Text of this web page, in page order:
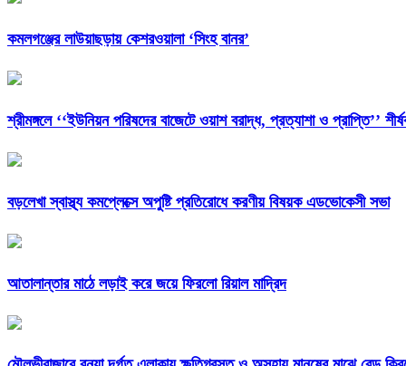
কমলগঞ্জের লাউয়াছড়ায় কেশরওয়ালা ‘সিংহ বানর’
শ্রীমঙ্গলে ‘‘ইউনিয়ন পরিষদের বাজেটে ওয়াশ বরাদ্ধ, প্রত্যাশা ও প্রাপ্তি’’
বড়লেখা স্বাস্থ্য কমপ্লেক্সে অপুষ্টি প্রতিরোধে করণীয় বিষয়ক এডভোকেসী সভা
আতালান্তার মাঠে লড়াই করে জয়ে ফিরলো রিয়াল মাদ্রিদ